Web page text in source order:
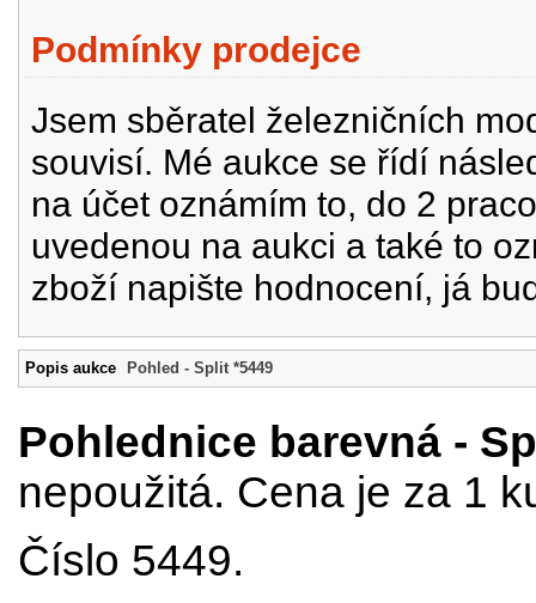
Podmínky prodejce
Jsem sběratel železničních
souvisí. Mé aukce se řídí
na účet oznámím to, do 2
uvedenou na aukci a také to
zboží napište hodnocení, já
Popis aukce Pohled - Split *5449
Pohlednice barevná -
nepoužitá. Cena je za 1
Číslo 5449.